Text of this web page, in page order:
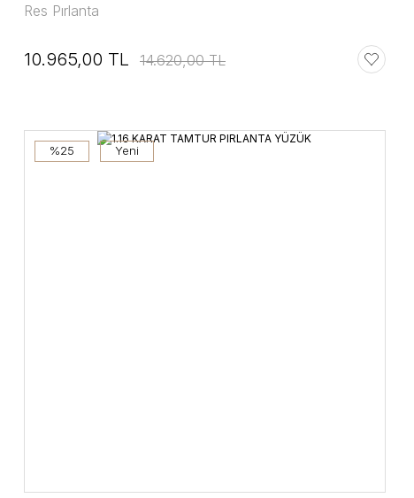
Res Pırlanta
10.965,00 TL 14.620,00 TL
%25 Yeni